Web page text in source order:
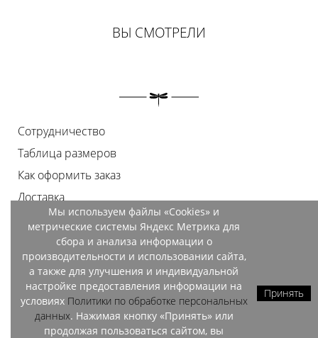
ВЫ СМОТРЕЛИ
Сотрудничество
Таблица размеров
Как оформить заказ
Доставка
Оплата
Возврат
Документы
Контакты
Магазины
Мы используем файлы «Cookies» и
метрические системы Яндекс Метрика для
сбора и анализа информации о
производительности и использовании сайта,
а также для улучшения и индивидуальной
настройке предоставления информации на
условиях Политики по обработке персональных
данных. Нажимая кнопку «Принять» или
продолжая пользоваться сайтом, вы
Принять